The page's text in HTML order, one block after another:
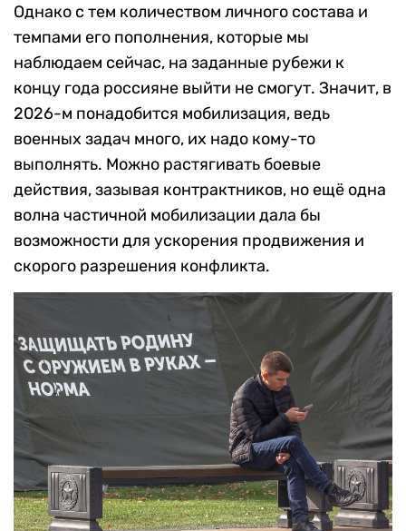
Однако с тем количеством личного состава и
темпами его пополнения, которые мы
наблюдаем сейчас, на заданные рубежи к
концу года россияне выйти не смогут. Значит, в
2026-м понадобится мобилизация, ведь
военных задач много, их надо кому-то
выполнять. Можно растягивать боевые
действия, зазывая контрактников, но ещё одна
волна частичной мобилизации дала бы
возможности для ускорения продвижения и
скорого разрешения конфликта.